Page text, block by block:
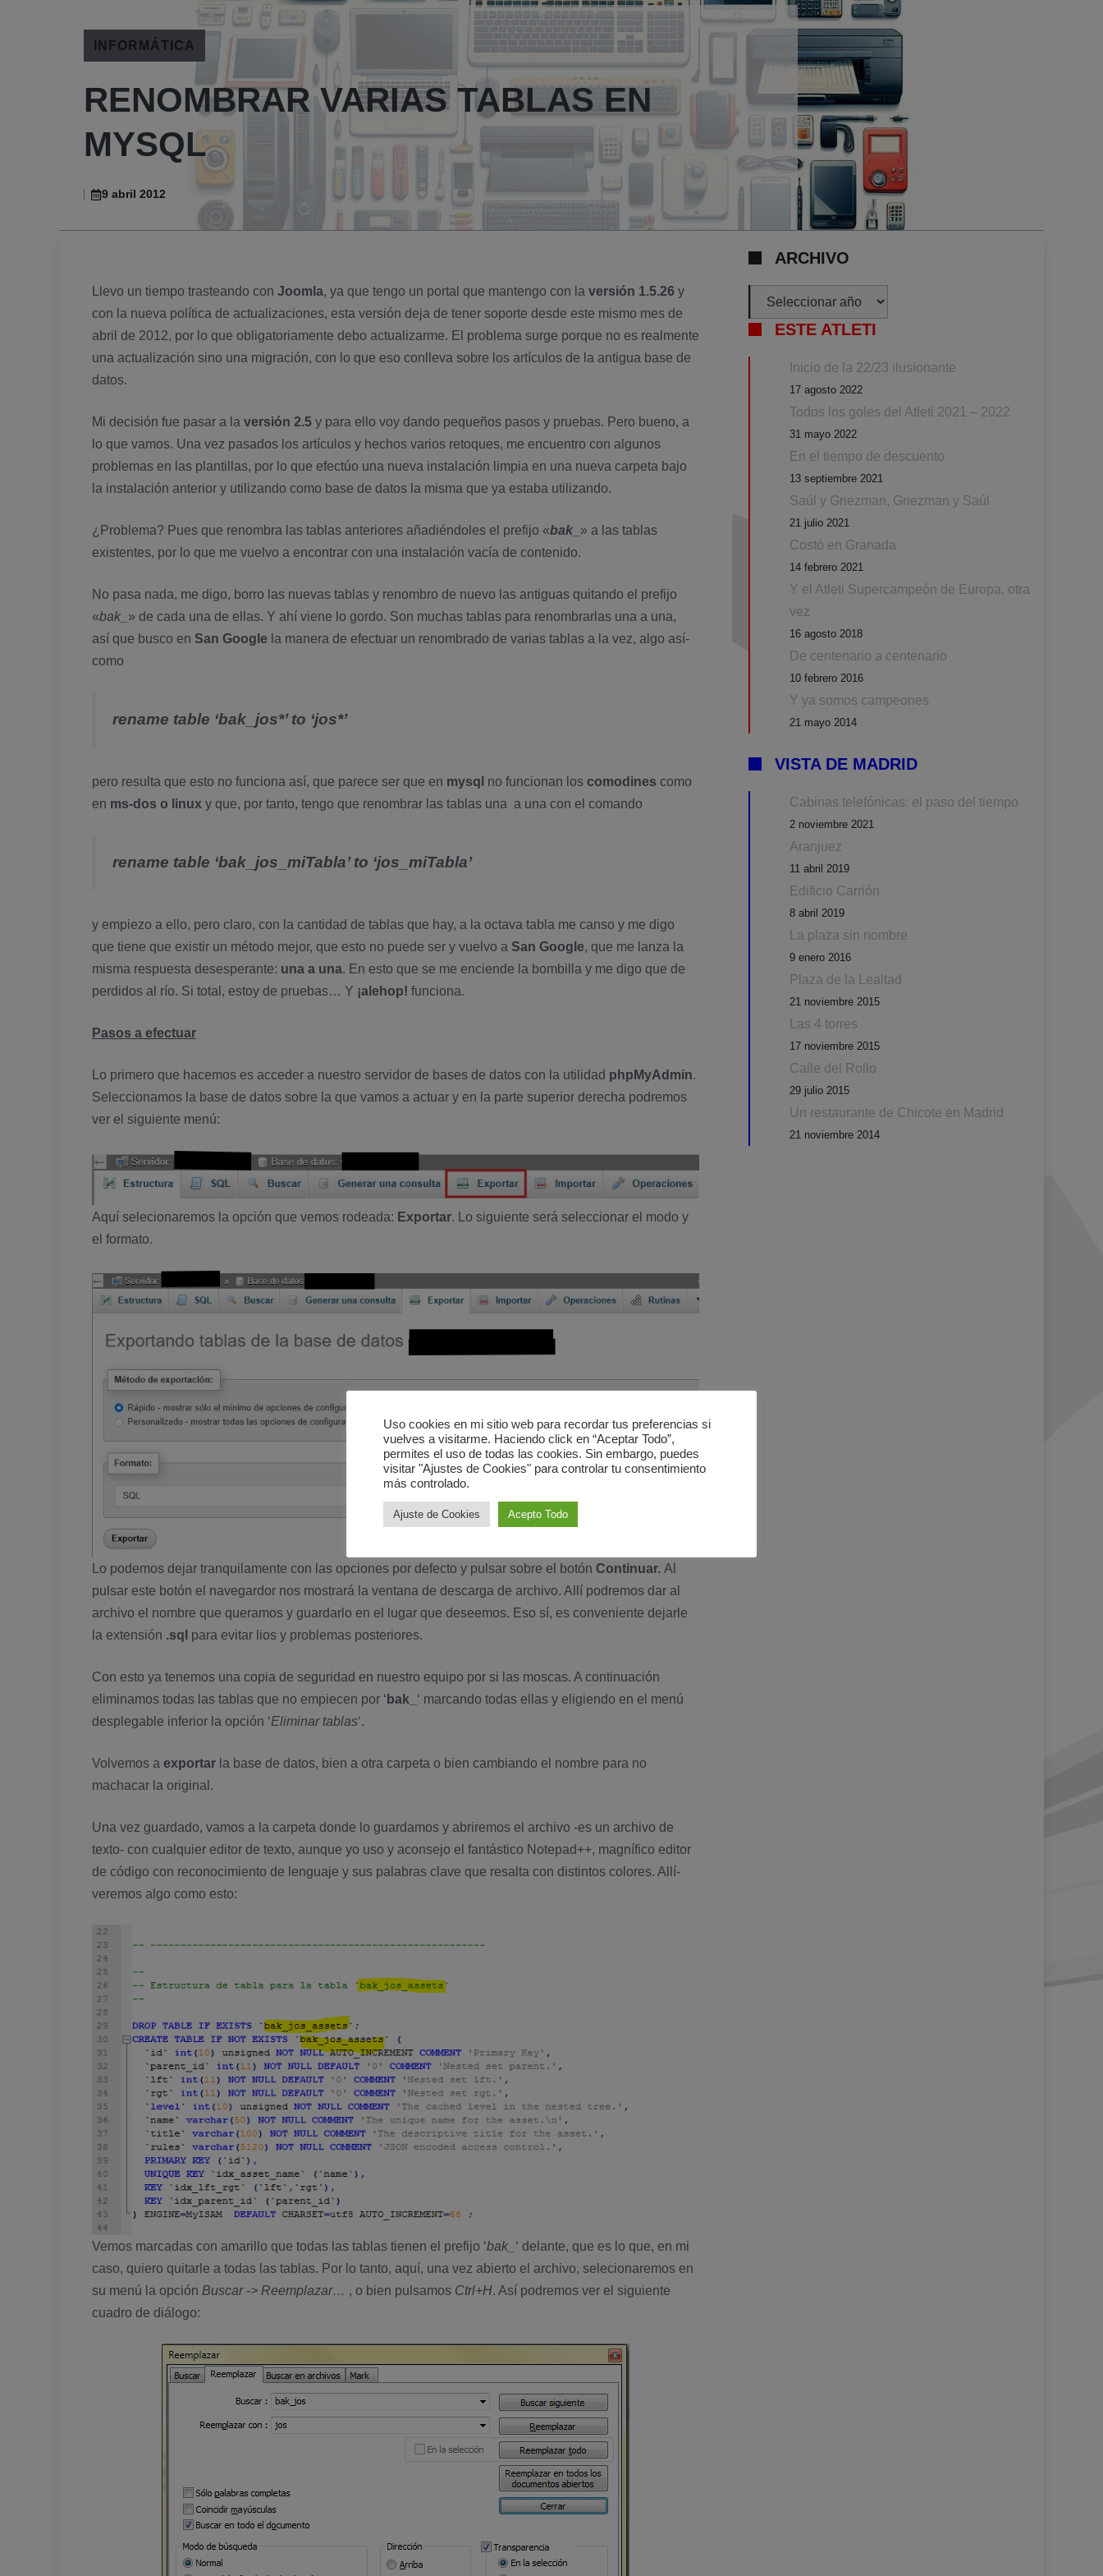
INFORMÁTICA
RENOMBRAR VARIAS TABLAS EN
MYSQL
9 abril 2012
Llevo un tiempo trasteando con Joomla, ya que tengo un portal que mantengo con la versión 1.5.26 y
con la nueva polí­tica de actualizaciones, esta versión deja de tener soporte desde este mismo mes de
abril de 2012, por lo que obligatoriamente debo actualizarme. El problema surge porque no es realmente
una actualización sino una migración, con lo que eso conlleva sobre los artí­culos de la antigua base de
datos.
Mi decisión fue pasar a la versión 2.5 y para ello voy dando pequeños pasos y pruebas. Pero bueno, a
lo que vamos. Una vez pasados los artí­culos y hechos varios retoques, me encuentro con algunos
problemas en las plantillas, por lo que efectúo una nueva instalación limpia en una nueva carpeta bajo
la instalación anterior y utilizando como base de datos la misma que ya estaba utilizando.
¿Problema? Pues que renombra las tablas anteriores añadiéndoles el prefijo «bak_ » a las tablas
existentes, por lo que me vuelvo a encontrar con una instalación vací­a de contenido.
No pasa nada, me digo, borro las nuevas tablas y renombro de nuevo las antiguas quitando el prefijo
«bak_ » de cada una de ellas. Y ahí­ viene lo gordo. Son muchas tablas para renombrarlas una a una,
así­ que busco en San Google la manera de efectuar un renombrado de varias tablas a la vez, algo así­
como
rename table ‘bak_jos*’ to ‘jos*’
pero resulta que esto no funciona así­, que parece ser que en mysql no funcionan los comodines como
en ms-dos o linux y que, por tanto, tengo que renombrar las tablas una a una con el comando
rename table ‘bak_jos_miTabla’ to ‘jos_miTabla’
y empiezo a ello, pero claro, con la cantidad de tablas que hay, a la octava tabla me canso y me digo
que tiene que existir un método mejor, que esto no puede ser y vuelvo a San Google, que me lanza la
misma respuesta desesperante: una a una. En esto que se me enciende la bombilla y me digo que de
perdidos al rí­o. Si total, estoy de pruebas… Y ¡alehop! funciona.
Pasos a efectuar
Lo primero que hacemos es acceder a nuestro servidor de bases de datos con la utilidad phpMyAdmin.
Seleccionamos la base de datos sobre la que vamos a actuar y en la parte superior derecha podremos
ver el siguiente menú:
Aquí­ selecionaremos la opción que vemos rodeada: Exportar. Lo siguiente será seleccionar el modo y
el formato.
Lo podemos dejar tranquilamente con las opciones por defecto y pulsar sobre el botón Continuar. Al
pulsar este botón el navegardor nos mostrará la ventana de descarga de archivo. Allí­ podremos dar al
archivo el nombre que queramos y guardarlo en el lugar que deseemos. Eso sí­, es conveniente dejarle
la extensión .sql para evitar lios y problemas posteriores.
Con esto ya tenemos una copia de seguridad en nuestro equipo por si las moscas. A continuación
eliminamos todas las tablas que no empiecen por ‘ bak_ ‘ marcando todas ellas y eligiendo en el menú
desplegable inferior la opción ‘Eliminar tablas‘.
Volvemos a exportar la base de datos, bien a otra carpeta o bien cambiando el nombre para no
machacar la original.
Una vez guardado, vamos a la carpeta donde lo guardamos y abriremos el archivo -es un archivo de
texto- con cualquier editor de texto, aunque yo uso y aconsejo el fantástico Notepad++, magní­fico editor
de código con reconocimiento de lenguaje y sus palabras clave que resalta con distintos colores. Allí­
veremos algo como esto:
Vemos marcadas con amarillo que todas las tablas tienen el prefijo ‘bak_ ‘ delante, que es lo que, en mi
caso, quiero quitarle a todas las tablas. Por lo tanto, aquí­, una vez abierto el archivo, selecionaremos en
su menú la opción Buscar -> Reemplazar… , o bien pulsamos Ctrl+H. Así­ podremos ver el siguiente
cuadro de diálogo:
ARCHIVO
Archivos
ESTE ATLETI
Inicio de la 22/23 ilusionante
17 agosto 2022
Todos los goles del Atleti 2021 – 2022
31 mayo 2022
En el tiempo de descuento
13 septiembre 2021
Saúl y Griezman, Griezman y Saúl
21 julio 2021
Costó en Granada
14 febrero 2021
Y el Atleti Supercampeón de Europa, otra
vez
16 agosto 2018
De centenario a centenario
10 febrero 2016
Y ya somos campeones
21 mayo 2014
VISTA DE MADRID
Cabinas telefónicas: el paso del tiempo
2 noviembre 2021
Aranjuez
11 abril 2019
Edificio Carrión
8 abril 2019
La plaza sin nombre
9 enero 2016
Plaza de la Lealtad
21 noviembre 2015
Las 4 torres
17 noviembre 2015
Calle del Rollo
29 julio 2015
Un restaurante de Chicote en Madrid
21 noviembre 2014
Uso cookies en mi sitio web para recordar tus preferencias si
vuelves a visitarme. Haciendo click en “Aceptar Todo”,
permites el uso de todas las cookies. Sin embargo, puedes
visitar "Ajustes de Cookies" para controlar tu consentimiento
más controlado.
Ajuste de Cookies Acepto Todo